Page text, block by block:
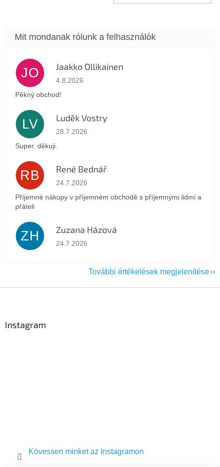
JO Jaakko Ollikainen
Az áruház értékelése 5-ből 5 csillag.
4.8.2026
Pěkný obchod!
LV Luděk Vostry
Az áruház értékelése 5-ből 5 csillag.
28.7.2026
Super, děkuji.
RB René Bednář
Az áruház értékelése 5-ből 5 csillag.
24.7.2026
Příjemné nákupy v příjemném obchodě s příjemnými lidmi a
přáteli
ZH Zuzana Házová
Az áruház értékelése 5-ből 5 csillag.
24.7.2026
További értékelések megjelenítése
Instagram
Kövessen minket az Instagramon